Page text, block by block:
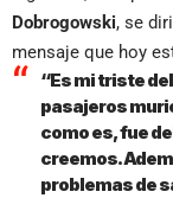
Dobrogowski, se
mensaje que hoy
“Es mi triste
pasajeros
como es, fue
creemos.
problemas de